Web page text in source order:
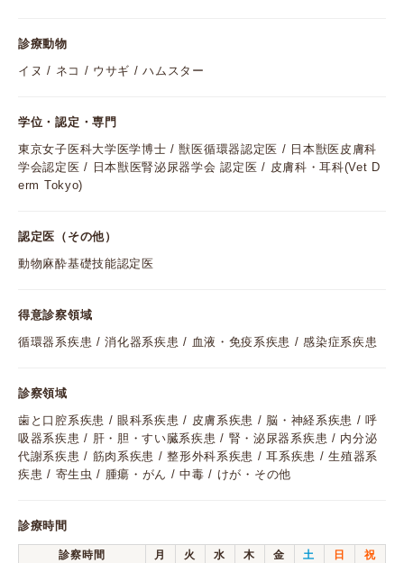
診療動物
イヌ / ネコ / ウサギ / ハムスター
学位・認定・専門
東京女子医科大学医学博士 / 獣医循環器認定医 / 日本獣医皮膚科
学会認定医 / 日本獣医腎泌尿器学会 認定医 / 皮膚科・耳科(Vet D
erm Tokyo)
認定医（その他）
動物麻酔基礎技能認定医
得意診察領域
循環器系疾患 / 消化器系疾患 / 血液・免疫系疾患 / 感染症系疾患
診察領域
歯と口腔系疾患 / 眼科系疾患 / 皮膚系疾患 / 脳・神経系疾患 / 呼
吸器系疾患 / 肝・胆・すい臓系疾患 / 腎・泌尿器系疾患 / 内分泌
代謝系疾患 / 筋肉系疾患 / 整形外科系疾患 / 耳系疾患 / 生殖器系
疾患 / 寄生虫 / 腫瘍・がん / 中毒 / けが・その他
診療時間
診察時間 月 火 水 木 金 土 日
祝